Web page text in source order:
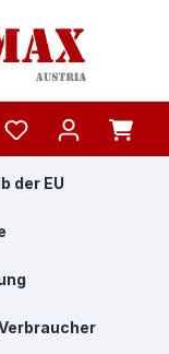
der EU